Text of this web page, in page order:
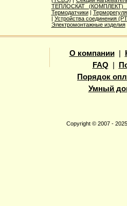
ТЕПЛОСКАТ (КОМПЛЕКТ)
Термодатчики|
| Устройства соединения
Электромонтажные изделия
О компании|
FAQ
Порядок
Умный
Copyright © 2007 -